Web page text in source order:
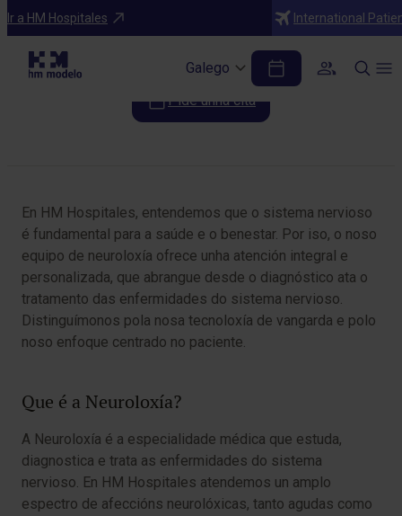
Ir a HM Hospitales International
Galego
Especialidades
Neuroloxía
Pide unha cita
En HM Hospitales, entendemos que o sistema nervioso
é fundamental para a saúde e o benestar. Por iso, o noso
equipo de neuroloxía ofrece unha atención integral e
personalizada, que abrangue desde o diagnóstico ata o
tratamento das enfermidades do sistema nervioso.
Distinguímonos pola nosa tecnoloxía de vangarda e polo
noso enfoque centrado no paciente.
Que é a Neuroloxía?
A Neuroloxía é a especialidade médica que estuda,
diagnostica e trata as enfermidades do sistema
nervioso. En HM Hospitales atendemos un amplo
espectro de afeccións neurolóxicas, tanto agudas como